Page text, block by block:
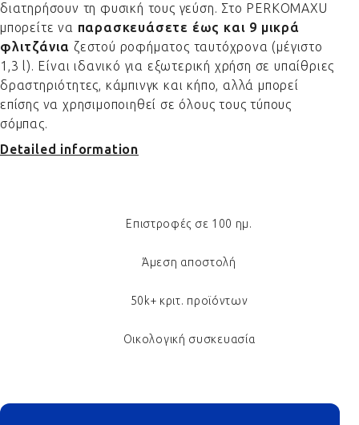
διατηρήσουν τη φυσική τους γεύση. Στο PERKOMAXU
μπορείτε να παρασκευάσετε έως και 9 μικρά
φλιτζάνια ζεστού ροφήματος ταυτόχρονα (μέγιστο
1,3 l). Είναι ιδανικό για εξωτερική χρήση σε υπαίθριες
δραστηριότητες, κάμπινγκ και κήπο, αλλά μπορεί
επίσης να χρησιμοποιηθεί σε όλους τους τύπους
σόμπας.
Detailed information
Επιστροφές σε 100 ημ.
Άμεση αποστολή
50k+ κριτ. προϊόντων
Οικολογική συσκευασία
Footer